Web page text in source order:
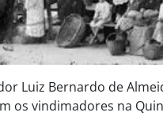
Luiz Bernardo de
os vindimadores na